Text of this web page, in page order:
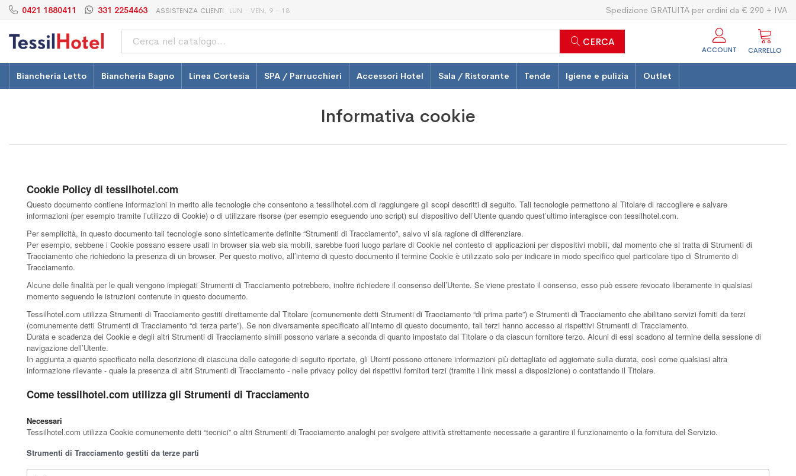
0421 1880411 331 2254463 ASSISTENZA CLIENTI LUN - VEN, 9 - 18 Spedizione GRATUITA per ordini da € 290 + IVA
Cerca
CERCA
ACCOUNT CARRELLO
Biancheria Letto Biancheria Bagno Linea Cortesia SPA / Parrucchieri Accessori Hotel Sala / Ristorante Tende Igiene e pulizia Outlet
Informativa cookie
Cookie Policy di tessilhotel.com
Questo documento contiene informazioni in merito alle tecnologie che consentono a tessilhotel.com di raggiungere gli scopi descritti di seguito. Tali tecnologie permettono al Titolare di raccogliere e salvare
informazioni (per esempio tramite l’utilizzo di Cookie) o di utilizzare risorse (per esempio eseguendo uno script) sul dispositivo dell’Utente quando quest’ultimo interagisce con tessilhotel.com.
Per semplicità, in questo documento tali tecnologie sono sinteticamente definite “Strumenti di Tracciamento”, salvo vi sia ragione di differenziare.
Per esempio, sebbene i Cookie possano essere usati in browser sia web sia mobili, sarebbe fuori luogo parlare di Cookie nel contesto di applicazioni per dispositivi mobili, dal momento che si tratta di Strumenti di
Tracciamento che richiedono la presenza di un browser. Per questo motivo, all’interno di questo documento il termine Cookie è utilizzato solo per indicare in modo specifico quel particolare tipo di Strumento di
Tracciamento.
Alcune delle finalità per le quali vengono impiegati Strumenti di Tracciamento potrebbero, inoltre richiedere il consenso dell’Utente. Se viene prestato il consenso, esso può essere revocato liberamente in qualsiasi
momento seguendo le istruzioni contenute in questo documento.
Tessilhotel.com utilizza Strumenti di Tracciamento gestiti direttamente dal Titolare (comunemente detti Strumenti di Tracciamento “di prima parte”) e Strumenti di Tracciamento che abilitano servizi forniti da terzi
(comunemente detti Strumenti di Tracciamento “di terza parte”). Se non diversamente specificato all’interno di questo documento, tali terzi hanno accesso ai rispettivi Strumenti di Tracciamento.
Durata e scadenza dei Cookie e degli altri Strumenti di Tracciamento simili possono variare a seconda di quanto impostato dal Titolare o da ciascun fornitore terzo. Alcuni di essi scadono al termine della sessione di
navigazione dell’Utente.
In aggiunta a quanto specificato nella descrizione di ciascuna delle categorie di seguito riportate, gli Utenti possono ottenere informazioni più dettagliate ed aggiornate sulla durata, così come qualsiasi altra
informazione rilevante - quale la presenza di altri Strumenti di Tracciamento - nelle privacy policy dei rispettivi fornitori terzi (tramite i link messi a disposizione) o contattando il Titolare.
Come tessilhotel.com utilizza gli Strumenti di Tracciamento
Necessari
Tessilhotel.com utilizza Cookie comunemente detti “tecnici” o altri Strumenti di Tracciamento analoghi per svolgere attività strettamente necessarie a garantire il funzionamento o la fornitura del Servizio.
Strumenti di Tracciamento gestiti da terze parti